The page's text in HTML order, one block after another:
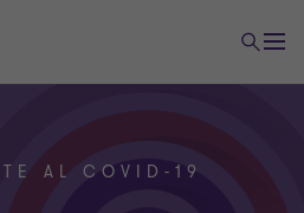
AL COVID-19